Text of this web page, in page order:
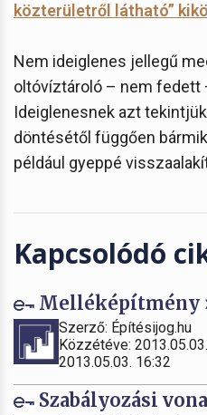
közterületről látható”
Nem ideiglenes jellegű
oltóvíztároló – nem fedett
Ideiglenesnek azt
döntésétől függően
például gyeppé
Kapcsolódó
Melléképítmény
Szerző: Építésijog.hu
Közzétéve:
2013.05.03. 16:32
Szabályozási